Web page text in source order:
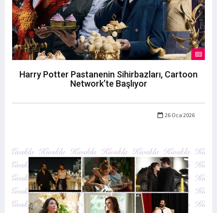
Harry Potter Pastanenin Sihirbazları, Cartoon
Network’te Başlıyor
26 Oca 2026